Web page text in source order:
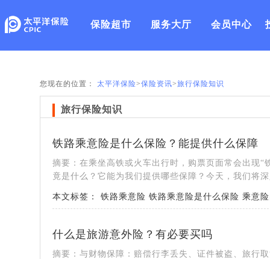
保险超市 服务大厅 会员中心
您现在的位置： 太平洋保险>保险资讯>旅行保险知识
旅行保险知识
铁路乘意险是什么保险？能提供什么保障
摘要：在乘坐高铁或火车出行时，购票页面常会出现
竟是什么？它能为我们提供哪些保障？今天，我们将
本文标签： 铁路乘意险 铁路乘意险是什么保险 乘意
什么是旅游意外险？有必要买吗
摘要：与财物保障：赔偿行李丢失、证件被盗、旅行